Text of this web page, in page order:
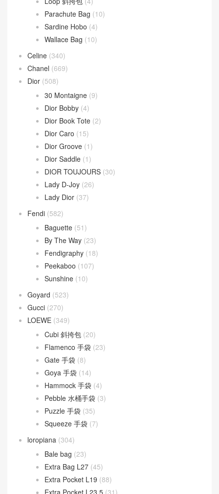
Parachute Bag(10)
Sardine Hobo(4)
Wallace Bag(10)
Chanel (669)
Dior(508)
30 Montaigne
Dior Bobby(4)
Dior Book Tote
Dior Caro(15)
Dior Groove (1)
Dior Saddle(1)
DIOR TOUJOURS
Lady D-Joy(26)
Lady Dior(37)
Baguette
By The Way (23)
Fendigraphy (18)
Peekaboo(107)
Sunshine(10)
Gucci(270)
LOEWE(349)
Cubi 斜挎包
Flamenco 手袋(23)
Gate 手袋 (8)
Goya 手袋 (14)
Hammock 手袋
Pebble 水桶手袋(3)
Puzzle 手袋(35)
Squeeze 手袋(7)
Bale bag(23)
Extra Bag L27
Extra Pocket L19(88)
Extra Pocket L23.5(31)